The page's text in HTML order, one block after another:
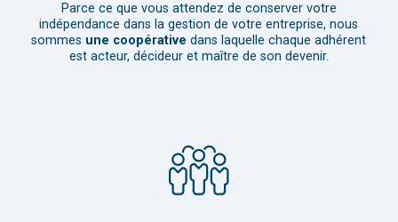
Parce ce que vous attendez de conserver votre
indépendance dans la gestion de votre entreprise, nous
sommes une coopérative dans laquelle chaque adhérent
est acteur, décideur et maître de son devenir.